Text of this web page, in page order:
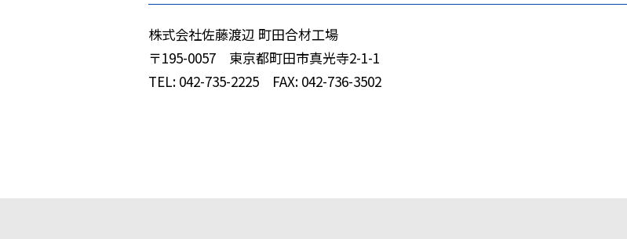
株式会社佐藤渡辺 町田合材工場
〒195-0057 東京都町田市真光寺2-1-1
TEL: 042-735-2225 FAX: 042-736-3502